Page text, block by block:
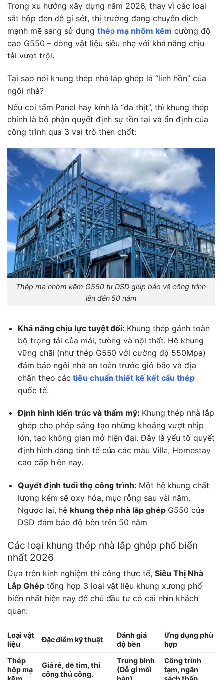
Trong xu hướng xây dựng năm 2026, thay vì các loại
sắt hộp đen dễ gỉ sét, thị trường đang chuyển dịch
mạnh mẽ sang sử dụng thép mạ nhôm kẽm cường độ
cao G550 – dòng vật liệu siêu nhẹ với khả năng chịu
tải vượt trội.
Tại sao nói khung thép nhà lắp ghép là “linh hồn” của
ngôi nhà?
Nếu coi tấm Panel hay kính là “da thịt”, thì khung thép
chính là bộ phận quyết định sự tồn tại và ổn định của
công trình qua 3 vai trò then chốt:
Thép mạ nhôm kẽm G550 từ DSD giúp bảo vệ công trình
lên đến 50 năm
Khả năng chịu lực tuyệt đối: Khung thép gánh toàn
bộ trọng tải của mái, tường và nội thất. Hệ khung
vững chãi (như thép G550 với cường độ 550Mpa)
đảm bảo ngôi nhà an toàn trước gió bão và địa
chấn theo các tiêu chuẩn thiết kế kết cấu thép
quốc tế.
Định hình kiến trúc và thẩm mỹ: Khung thép nhà lắp
ghép cho phép sáng tạo những khoảng vượt nhịp
lớn, tạo không gian mở hiện đại. Đây là yếu tố quyết
định hình dáng tinh tế của các mẫu Villa, Homestay
cao cấp hiện nay.
Quyết định tuổi thọ công trình: Một hệ khung chất
lượng kém sẽ oxy hóa, mục rỗng sau vài năm.
Ngược lại, hệ khung thép nhà lắp ghépG550 của
DSD đảm bảo độ bền trên 50 năm
Các loại khung thép nhà lắp ghép phổ biến
nhất 2026
Dựa trên kinh nghiệm thi công thực tế, Siêu Thị Nhà
Lắp Ghép tổng hợp 3 loại vật liệu khung xương phổ
biến nhất hiện nay để chủ đầu tư có cái nhìn khách
quan:
Loại vật
liệu
Đặc điểm kỹ thuật
Đánh giá
độ bền
Ứng dụng phù
hợp
Thép
hộp mạ
Giá rẻ, dễ tìm, thi
công thủ công.
Trung bình
(Dễ gỉ mối
Công trình
tạm, ngân